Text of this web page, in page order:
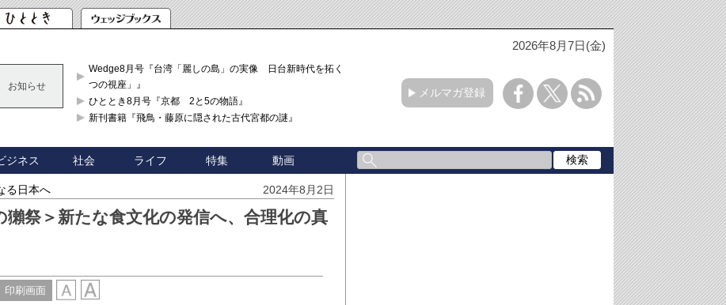
2026年8月7日(金)
お知らせ
Wedge8月号『台湾「麗しの島」の実像 日台新時代を拓く「3
つの視座」』
ひととき8月号『京都 2と5の物語』
新刊書籍『飛鳥・藤原に隠された古代宮都の謎』
メルマガ登録
ジネス 社会 ライフ 特集 動画
る日本へ 2024年8月2日
獺祭＞新たな食文化の発信へ、合理化の真
印刷画面